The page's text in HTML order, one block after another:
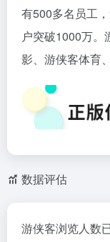
有500多名员工
户突破1000万
影、游侠客体育
数据评估
游侠客浏览人数